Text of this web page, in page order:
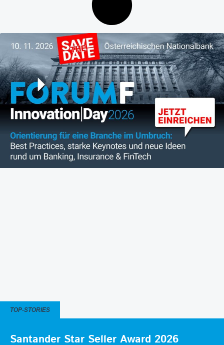
TOP-STORIES
Santander Star Seller Award 2026